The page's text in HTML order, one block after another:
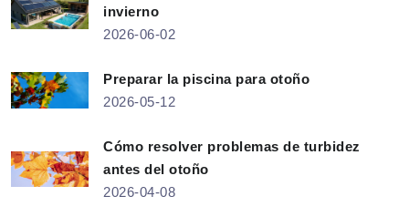
invierno
2026-06-02
Preparar la piscina para otoño
2026-05-12
Cómo resolver problemas de turbidez
antes del otoño
2026-04-08